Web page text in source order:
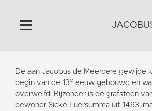
Home
Algemeen
Historie
De aan Jacobus de Meerdere gewijde
begin van de 13e eeuw gebouwd en
overwelfd. Bijzonder is de grafsteen
bewoner Sicke Luersumma uit 1493,